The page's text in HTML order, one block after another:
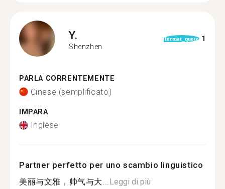
Y.
Shenzhen
format_quote 1
PARLA CORRENTEMENTE
Cinese (semplificato)
IMPARA
Inglese
Partner perfetto per uno scambio linguistico
美丽与文雅，帅气与大...Leggi di più